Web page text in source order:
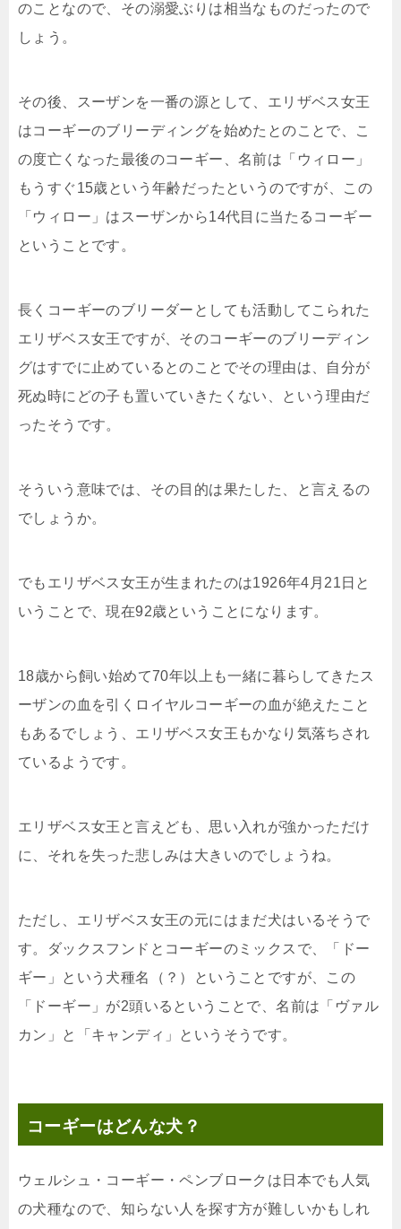
のことなので、その溺愛ぶりは相当なものだったので
しょう。
その後、スーザンを一番の源として、エリザベス女王
はコーギーのブリーディングを始めたとのことで、こ
の度亡くなった最後のコーギー、名前は「ウィロー」
もうすぐ15歳という年齢だったというのですが、この
「ウィロー」はスーザンから14代目に当たるコーギー
ということです。
長くコーギーのブリーダーとしても活動してこられた
エリザベス女王ですが、そのコーギーのブリーディン
グはすでに止めているとのことでその理由は、自分が
死ぬ時にどの子も置いていきたくない、という理由だ
ったそうです。
そういう意味では、その目的は果たした、と言えるの
でしょうか。
でもエリザベス女王が生まれたのは1926年4月21日と
いうことで、現在92歳ということになります。
18歳から飼い始めて70年以上も一緒に暮らしてきたス
ーザンの血を引くロイヤルコーギーの血が絶えたこと
もあるでしょう、エリザベス女王もかなり気落ちされ
ているようです。
エリザベス女王と言えども、思い入れが強かっただけ
に、それを失った悲しみは大きいのでしょうね。
ただし、エリザベス女王の元にはまだ犬はいるそうで
す。ダックスフンドとコーギーのミックスで、「ドー
ギー」という犬種名（？）ということですが、この
「ドーギー」が2頭いるということで、名前は「ヴァル
カン」と「キャンディ」というそうです。
コーギーはどんな犬？
ウェルシュ・コーギー・ペンブロークは日本でも人気
の犬種なので、知らない人を探す方が難しいかもしれ